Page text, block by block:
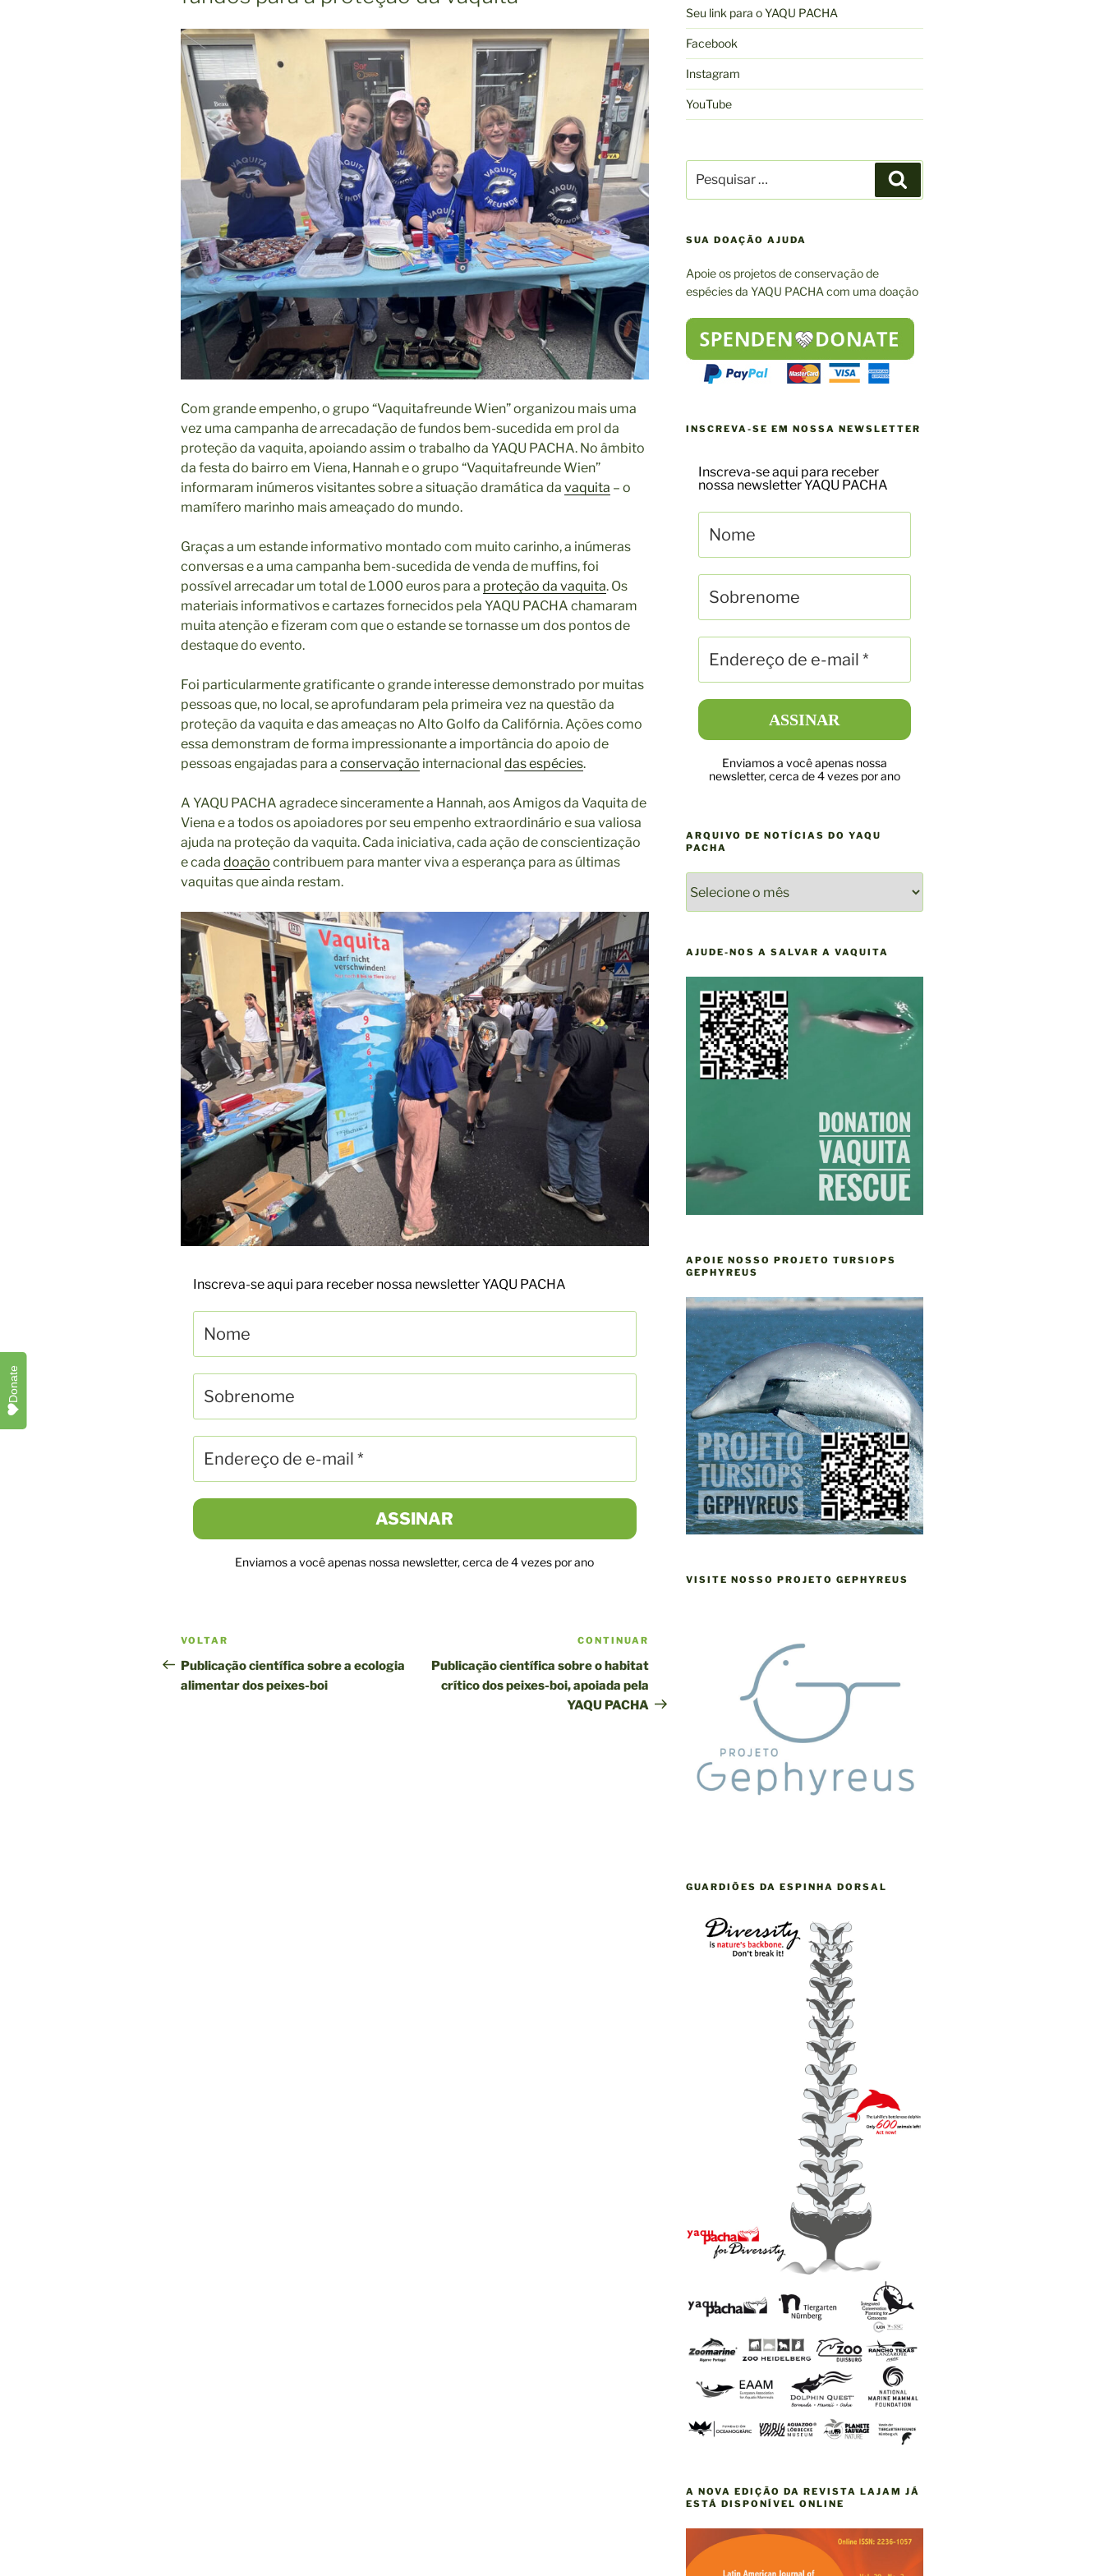
Com grande empenho, o grupo “Vaquitafreunde Wien” organizou mais uma
vez uma campanha de arrecadação de fundos bem-sucedida em prol da
proteção da vaquita, apoiando assim o trabalho da YAQU PACHA. No âmbito
da festa do bairro em Viena, Hannah e o grupo “Vaquitafreunde Wien”
informaram inúmeros visitantes sobre a situação dramática da vaquita – o
mamífero marinho mais ameaçado do mundo.
Graças a um estande informativo montado com muito carinho, a inúmeras
conversas e a uma campanha bem-sucedida de venda de muffins, foi
possível arrecadar um total de 1.000 euros para a proteção da vaquita. Os
materiais informativos e cartazes fornecidos pela YAQU PACHA chamaram
muita atenção e fizeram com que o estande se tornasse um dos pontos de
destaque do evento.
Foi particularmente gratificante o grande interesse demonstrado por muitas
pessoas que, no local, se aprofundaram pela primeira vez na questão da
proteção da vaquita e das ameaças no Alto Golfo da Califórnia. Ações como
essa demonstram de forma impressionante a importância do apoio de
pessoas engajadas para a conservação internacional das espécies.
A YAQU PACHA agradece sinceramente a Hannah, aos Amigos da Vaquita de
Viena e a todos os apoiadores por seu empenho extraordinário e sua valiosa
ajuda na proteção da vaquita. Cada iniciativa, cada ação de conscientização
e cada doação contribuem para manter viva a esperança para as últimas
vaquitas que ainda restam.
Inscreva-se aqui para receber nossa newsletter YAQU PACHA
Enviamos a você apenas nossa newsletter, cerca de 4 vezes por ano
Navegação
pela
publicação
Postagem
anterior
VOLTAR
Publicação científica sobre a ecologia
alimentar dos peixes-boi
publicação
CONTINUAR
Publicação científica sobre o habitat
crítico dos peixes-boi, apoiada pela
YAQU PACHA
Seu link para o YAQU PACHA
Facebook
Instagram
YouTube
por:
SUA DOAÇÃO AJUDA
Apoie os projetos de conservação de
espécies da YAQU PACHA com uma doação
INSCREVA-SE EM NOSSA NEWSLETTER
Inscreva-se aqui para receber
nossa newsletter YAQU PACHA
Enviamos a você apenas nossa
newsletter, cerca de 4 vezes por ano
ARQUIVO DE NOTÍCIAS DO YAQU
PACHA
DE
NOTÍCIAS
YAQU
AJUDE-NOS A SALVAR A VAQUITA
APOIE NOSSO PROJETO TURSIOPS
GEPHYREUS
VISITE NOSSO PROJETO GEPHYREUS
GUARDIÕES DA ESPINHA DORSAL
A NOVA EDIÇÃO DA REVISTA LAJAM JÁ
ESTÁ DISPONÍVEL ONLINE
Donate